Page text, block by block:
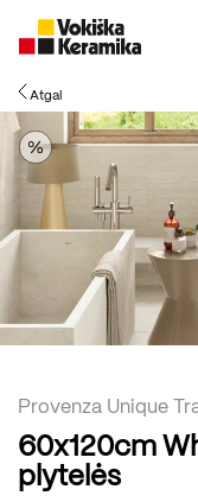
Atgal
Provenza Unique
60x120cm
plytelės
Meniu
Plytelės
Vonios kambario
Boen parketlentės
Specialūs